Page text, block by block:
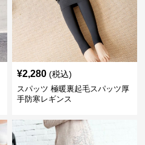
¥2,280 (税込)
スパッツ 極暖裏起毛スパッツ厚
手防寒レギンス